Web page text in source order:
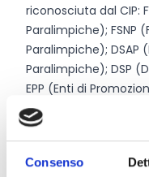
Consenso
riconosciuta dal CIP:
Paralimpiche); FSNP
Paralimpiche); DSAP
Paralimpiche); DSP
EPP (Enti di
(Enti di Promozione
avere sede sociale e
Ogni ente può